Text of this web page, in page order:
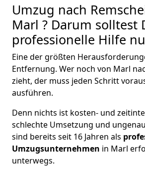
Umzug nach
Marl ? Darum solltest
professionelle Hilfe
Eine der größten
Entfernung. Wer noch von Marl
zieht, der muss jeden Schritt
ausführen.
Denn nichts ist kosten- und
schlechte Umsetzung und
sind bereits seit 16 Jahren als
Umzugsunternehmen in Marl
unterwegs.